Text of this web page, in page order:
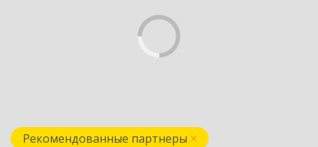
Рекомендованные партнеры